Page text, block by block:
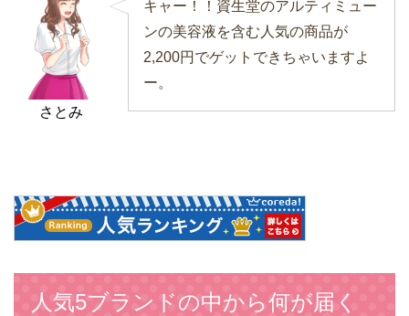
さとみ
キャー！！資生堂のアルティミュー
ンの美容液を含む人気の商品が
2,200円でゲットできちゃいますよ
ー。
人気5ブランドの中から何が届く